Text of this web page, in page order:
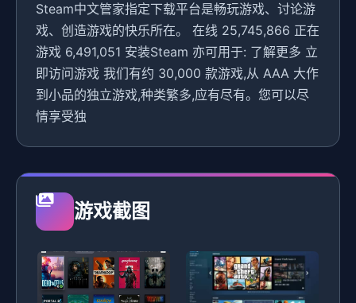
Steam中文管家指定下载平台是畅玩游戏、讨论游
戏、创造游戏的快乐所在。 在线 25,745,866 正在
游戏 6,491,051 安装Steam 亦可用于: 了解更多 立
即访问游戏 我们有约 30,000 款游戏,从 AAA 大作
到小品的独立游戏,种类繁多,应有尽有。您可以尽
情享受独
游戏截图